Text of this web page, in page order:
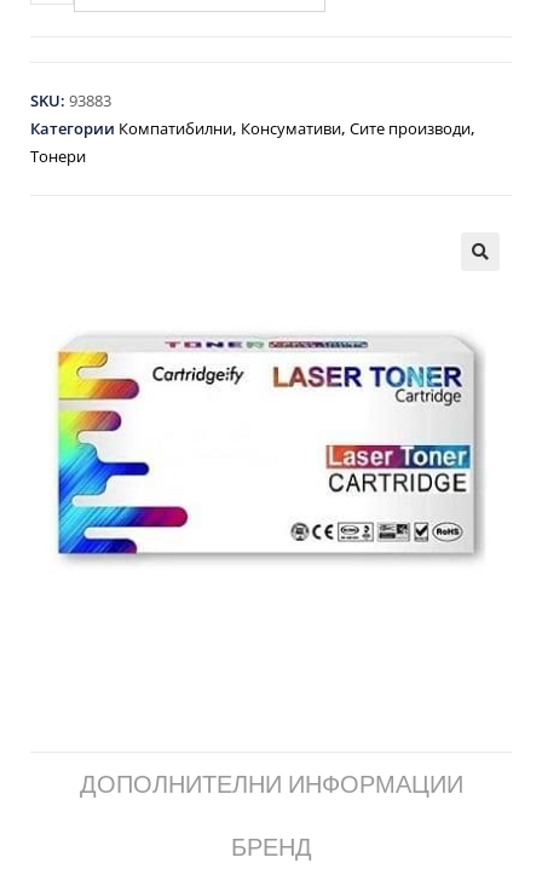
SKU: 93883
Категории Компатибилни, Консумативи, Сите производи,
Тонери
ДОПОЛНИТЕЛНИ ИНФОРМАЦИИ
БРЕНД